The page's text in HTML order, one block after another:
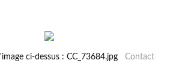
ci-dessus : CC_73684.jpg Contact